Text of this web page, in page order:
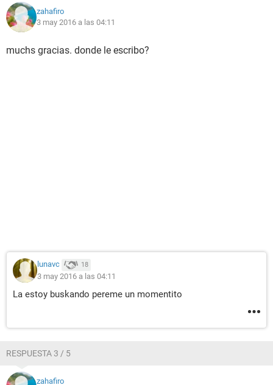
zahafiro
3 may 2016 a las 04:11
muchs gracias. donde le escribo?
lunavc 18
3 may 2016 a las 04:11
La estoy buskando pereme un momentito
RESPUESTA 3 / 5
zahafiro